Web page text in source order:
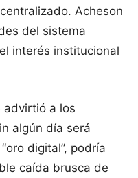
Acheson
del sistema
interés institucional
advirtió a los
algún día será
digital”, podría
caída brusca de